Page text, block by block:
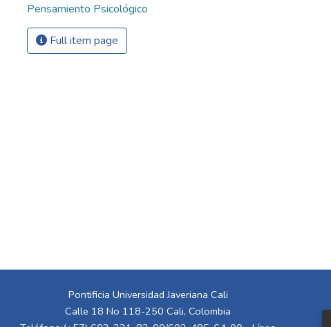
Pensamiento Psicológico
Full item page
Pontificia Universidad Javeriana Cali
Calle 18 No 118-250 Cali, Colombia